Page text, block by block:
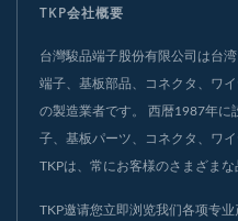
TKP会社概要
台灣駿品端子股份有限公司は台
端子、基板部品、コネクタ、ワ
の製造業者です。 西暦1987年に
子、基板パーツ、コネクタ、ワ
TKPは、常にお客様のさまざま
TKP邀请您立即浏览我们各项专业